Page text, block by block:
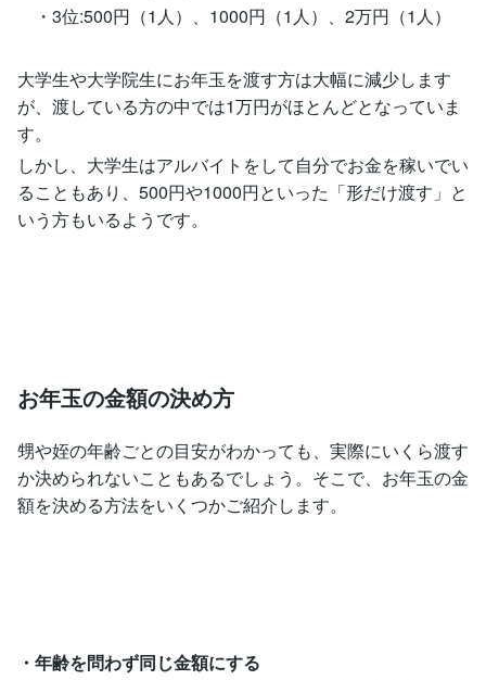
・3位:500円（1人）、1000円（1人）、2万円（1人）
大学生や大学院生にお年玉を渡す方は大幅に減少します
が、渡している方の中では1万円がほとんどとなっていま
す。
しかし、大学生はアルバイトをして自分でお金を稼いでい
ることもあり、500円や1000円といった「形だけ渡す」と
いう方もいるようです。
お年玉の金額の決め方
甥や姪の年齢ごとの目安がわかっても、実際にいくら渡す
か決められないこともあるでしょう。そこで、お年玉の金
額を決める方法をいくつかご紹介します。
・年齢を問わず同じ金額にする